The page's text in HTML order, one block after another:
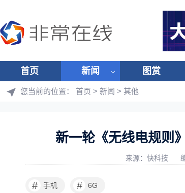
首页 新闻 图赏
您当前的位置： 首页 > 新闻 > 其他
新一轮《无线电规则
来源：快科技
# 手机 # 6G